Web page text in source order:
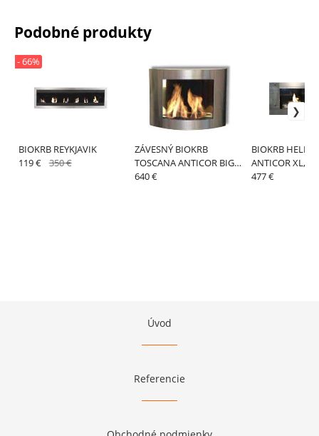
Podobné produkty
BIOKRB REYKJAVIK
- 66%
119 € 350 €
ZÁVESNÝ BIOKRB
TOSCANA ANTICOR BIG
SSM
640 €
BIOKRB HELIOS
ANTICOR XL,G
477 €
Úvod
Referencie